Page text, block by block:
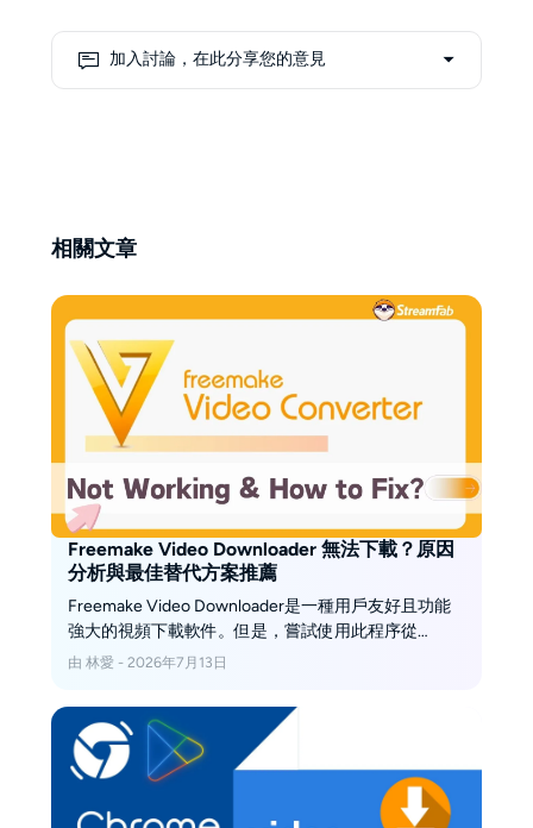
西講得更簡單，讓一般使用者也能
輕鬆懂。 她的文章常常把自己的
加入討論，在此分享您的意見
相關文章
Freemake Video Downloader 無法下載？原因
分析與最佳替代方案推薦
Freemake Video Downloader是一種用戶友好且功能
強大的視頻下載軟件。但是，嘗試使用此程序從
YouTube下載視頻時可能會遇到限制。在這種情況下，
行視頻下載，可以採取哪些替代步驟，並提出免費的
YouTube下載工具時面臨挑戰。
由 林愛 - 2026年7月13日